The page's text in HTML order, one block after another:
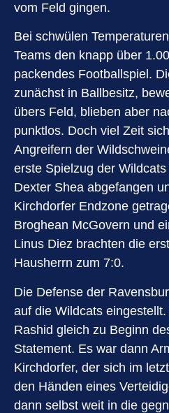
vom Feld gingen.
Bei schwülen
Teams den knapp über
packendes Footballspiel.
zunächst in Ballbesitz,
übers Feld, blieben aber
punktlos. Doch viel Zeit
Angreifern der
erste Spielzug der
Dexter Shea abgefangen
Kirchdorfer Endzone
Broghean McGovern und
Linus Diez brachten die
Hausherrn zum 7:0.
Die Defense der
auf die Wildcats
Rashid gleich zu Beginn
Statement. Es war dann
Kirchdorfer, der sich im
den Händen eines
dann selbst weit in die